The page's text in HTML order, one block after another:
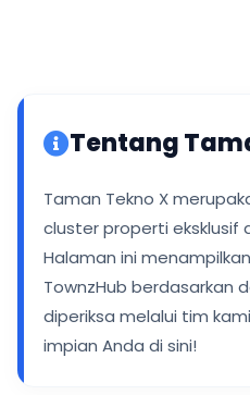
Tentang
Taman Tekno X
cluster properti eksklusif
Halaman ini
TownzHub berdasarkan
diperiksa melalui tim
impian Anda di sini!